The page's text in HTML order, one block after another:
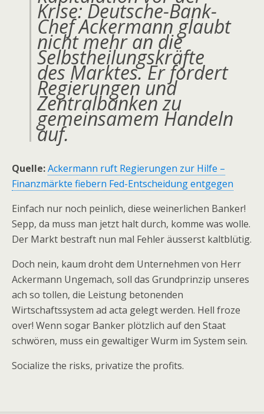
Krise: Deutsche-Bank-
Chef Ackermann glaubt
nicht mehr an die
Selbstheilungskräfte
des Marktes. Er fordert
Regierungen und
Zentralbanken zu
gemeinsamem Handeln
auf.
Quelle:Ackermann ruft Regierungen zur Hilfe –
Finanzmärkte fiebern Fed-Entscheidung entgegen
Einfach nur noch peinlich, diese weinerlichen Banker!
Sepp, da muss man jetzt halt durch, komme was wolle.
Der Markt bestraft nun mal Fehler äusserst kaltblütig.
Doch nein, kaum droht dem Unternehmen von Herr
Ackermann Ungemach, soll das Grundprinzip unseres
ach so tollen, die Leistung betonenden
Wirtschaftssystem ad acta gelegt werden. Hell froze
over! Wenn sogar Banker plötzlich auf den Staat
schwören, muss ein gewaltiger Wurm im System sein.
Socialize the risks, privatize the profits.